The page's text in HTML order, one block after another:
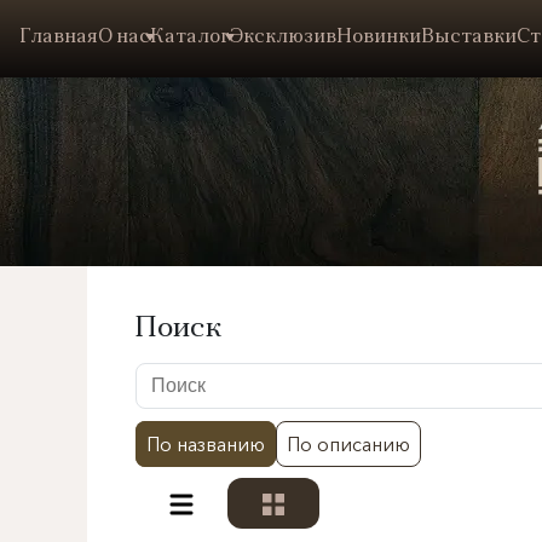
ГлавнаяО насКаталогЭксклюзивНовинкиВыставки
Поиск
По названию По описанию
Разделы